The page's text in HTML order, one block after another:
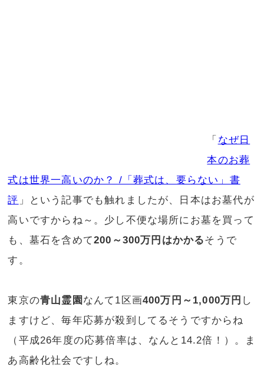
「 なぜ日
本のお葬
式は世界一高いのか？ /「葬式は、要らない」書
評 」という記事でも触れましたが、日本はお墓代が
高いですからね～。少し不便な場所にお墓を買って
も、墓石を含めて200～300万円はかかるそうで
す。
東京の青山霊園 なんて1区画400万円～1,000万円 し
ますけど、毎年応募が殺到してるそうですからね
（平成26年度の応募倍率は、なんと14.2倍！）。ま
あ高齢化社会ですしね。